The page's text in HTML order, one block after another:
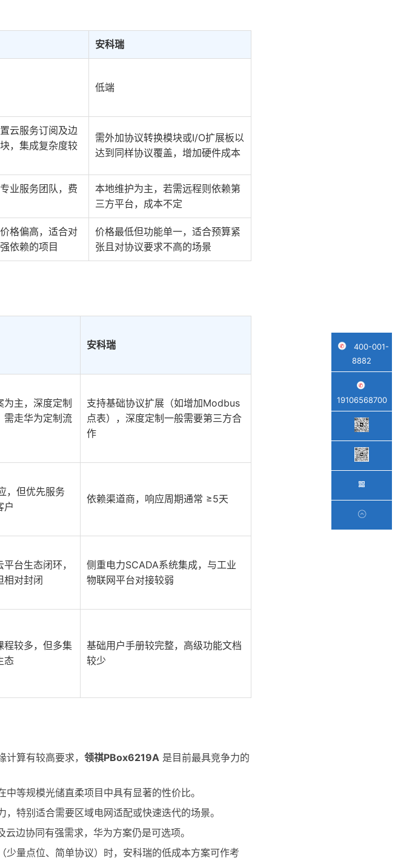
安科瑞
低端
云服务订阅及边
，集成复杂度较
需外加协议转换模块或I/O扩展板以
达到同样协议覆盖，增加硬件成本
业服务团队，费
本地维护为主，若需远程则依赖第
三方平台，成本不定
格偏高，适合对
依赖的项目
价格最低但功能单一，适合预算紧
张且对协议要求不高的场景
安科瑞
为主，深度定制
需走华为定制流
支持基础协议扩展（如增加Modbus
点表），深度定制一般需要第三方合
作
，但优先服务
户
依赖渠道商，响应周期通常 ≥5天
台生态闭环，
相对封闭
侧重电力SCADA系统集成，与工业
物联网平台对接较弱
程较多，但多集
态
基础用户手册较完整，高级功能文档
较少
算有较高要求， 领祺PBox6219A 是目前最具竞争力的
等规模光储直柔项目中具有显著的性价比。
特别适合需要区域电网适配或快速迭代的场景。
边协同有强需求，华为方案仍是可选项。
少量点位、简单协议）时，安科瑞的低成本方案可作考
400-001-
8882
19106568700